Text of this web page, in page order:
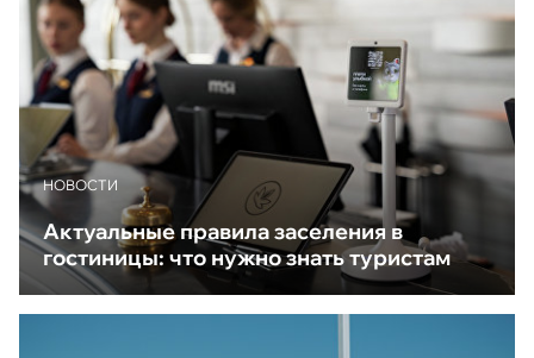
НОВОСТИ
Актуальные правила заселения в
гостиницы: что нужно знать туристам